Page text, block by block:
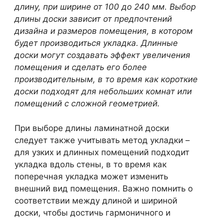
длину, при ширине от 100 до 240 мм. Выбор
длины доски зависит от предпочтений
дизайна и размеров помещения, в котором
будет производиться укладка. Длинные
доски могут создавать эффект увеличения
помещения и сделать его более
производительным, в то время как короткие
доски подходят для небольших комнат или
помещений с сложной геометрией.
При выборе длины ламинатной доски
следует также учитывать метод укладки –
для узких и длинных помещений подходит
укладка вдоль стены, в то время как
поперечная укладка может изменить
внешний вид помещения. Важно помнить о
соответствии между длиной и шириной
доски, чтобы достичь гармоничного и